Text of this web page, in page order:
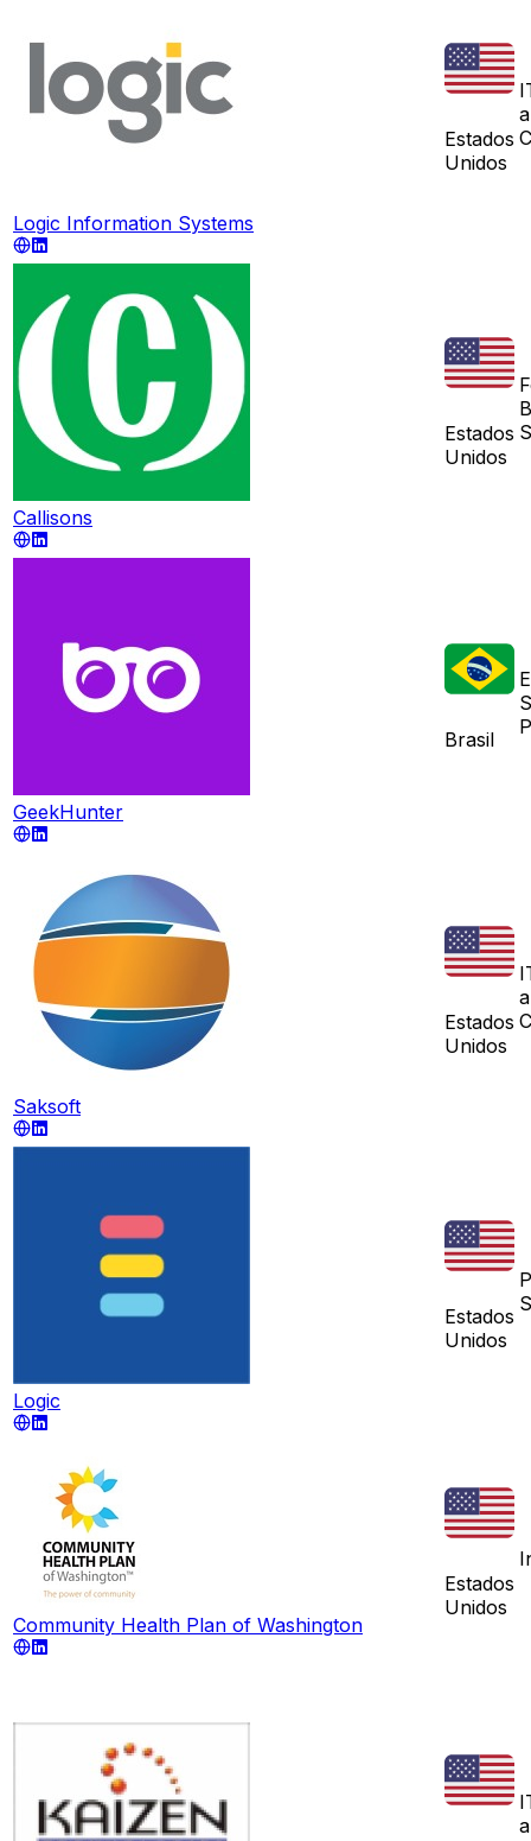
Logic Information Systems
Estados
Unidos
Callisons
Estados
Unidos
GeekHunter
Brasil
Saksoft
Estados
Unidos
Logic
Estados
Unidos
Community Health Plan of Washington
Estados
Unidos